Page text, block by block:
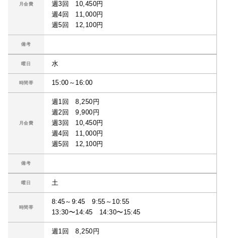
月会費
週3回 10,450円
週4回 11,000円
週5回 12,100円
備考
曜日 水
時間帯 15:00～16:00
月会費
週1回 8,250円
週2回 9,900円
週3回 10,450円
週4回 11,000円
週5回 12,100円
備考
曜日 土
時間帯
8:45～9:45 9:55～10:55
13:30〜14:45 14:30〜15:45
週1回 8,250円